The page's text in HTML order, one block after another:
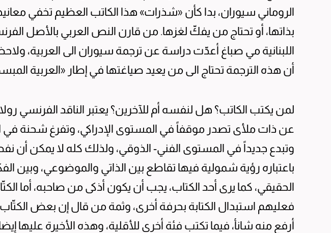
الروماني سيوران، بدا كأن «شذرات» هذا الكاتب العظيم تخفي
بذاتها، أو تحتاج من يفكّ لغزها. من قارن النص العربي بالأصل
اللبنانية مي صباغ أعدّت دراسة عن ترجمة سيوران الى العربية،
أن هذه الترجمة تحتاج الى من يعيد صياغتها في إطار «العربية
لمن يكتب الكاتب؟ هل لنفسه أم للآخرين؟ يعتبر الناقد الفرنسي
عن ذات ملأى تصدر موقفاً في المستوى الإدراكي، وتفرغ شحنة في
وتبدع جديداً في المستوى الفني- الذوقي، ولذلك كله لا يمكن أن
باعتباره رؤية شمولية فيها تقاطع بين الذاتي والموضوعي، وبين
الحقيقي، كما يرى أحد الكتاب، يجب أن يكون أذكى من صاحبه، أما
فعليهم استبدال الكتابة بحرفة أخرى، وثمة من قال إن بعض
أرفع منه شانأ، فيما تكتب فئة أخرى للأقلية، وهذه الأخيرة عليها